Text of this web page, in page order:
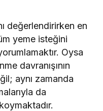
değerlendirirken en
yeme isteğini
Oysa
davranışının
aynı zamanda
da